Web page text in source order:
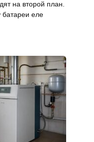
на второй план.
батареи еле